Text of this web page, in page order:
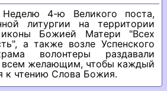
4-ю Великого поста,
литургии на территории
Божией Матери "Всех
а также возле Успенского
волонтеры раздавали
всем желающим, чтобы каждый
к чтению Слова Божия.